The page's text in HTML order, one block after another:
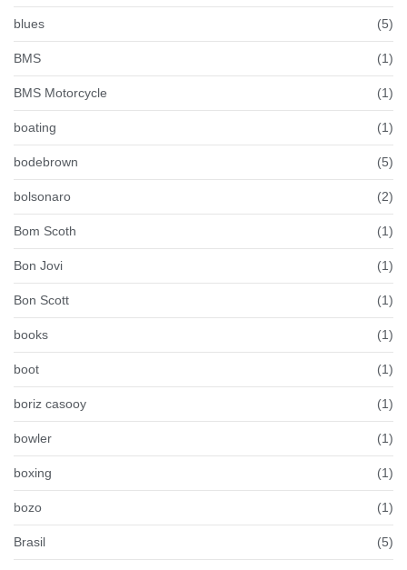
blues (5)
BMS (1)
BMS Motorcycle (1)
boating (1)
bodebrown (5)
bolsonaro (2)
Bom Scoth (1)
Bon Jovi (1)
Bon Scott (1)
books (1)
boot (1)
boriz casooy (1)
bowler (1)
boxing (1)
bozo (1)
Brasil (5)